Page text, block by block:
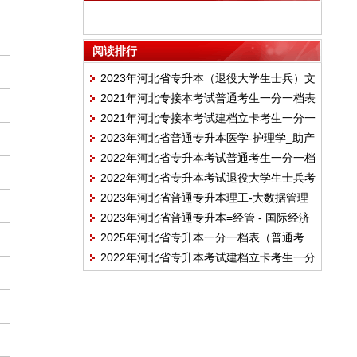
阅读排行
2023年河北省专升本（退役大学生士兵）文
史 - 法学_国际经贸规则_知识产权一分一档
表
2021年河北专接本考试普通考生一分一档表
2021年河北专接本考试建档立卡考生一分一
档表
2023年河北省普通专升本医学-护理学_助产
学一分一档表（普通考生）
2022年河北省专升本考试普通考生一分一档
表
2022年河北省专升本考试退役大学生士兵考
生一分一档表
2023年河北省普通专升本理工-大数据管理
与应用_计算机科学与技术_区块链工程_人
工智能_软件工程_数据科学与大数据技术_
网络工程_网络工程技术_物联网工程_信息
2023年河北省普通专升本=经管 - 国际经济
与贸易一分一档表
2025年河北省专升本一分一档表（普通考
生）-理工-大数据管理与应用_计算机科学与
2022年河北省专升本考试建档立卡考生一分